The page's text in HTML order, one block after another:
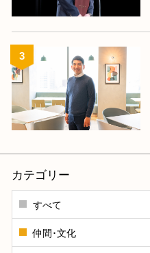
カテゴリー
すべて
仲間･文化